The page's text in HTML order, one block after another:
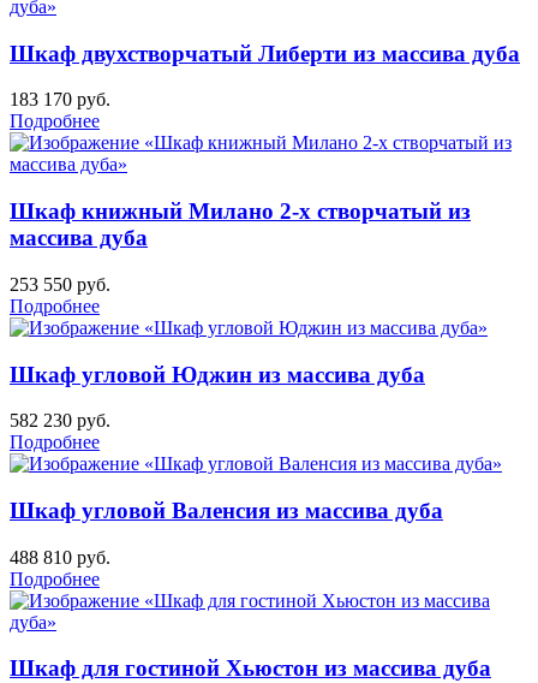
Шкаф двухстворчатый Либерти из массива дуба
183 170 руб.
Подробнее
Шкаф книжный Милано 2-х створчатый из
массива дуба
253 550 руб.
Подробнее
Шкаф угловой Юджин из массива дуба
582 230 руб.
Подробнее
Шкаф угловой Валенсия из массива дуба
488 810 руб.
Подробнее
Шкаф для гостиной Хьюстон из массива дуба